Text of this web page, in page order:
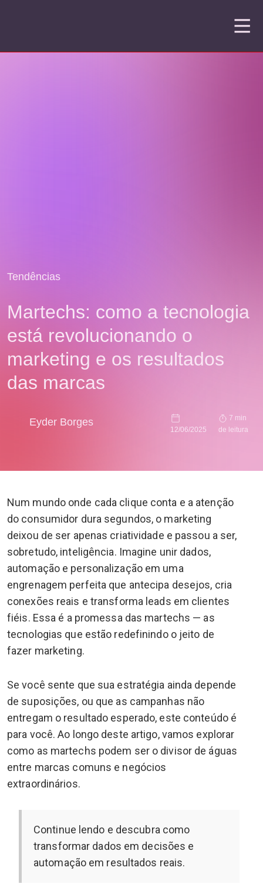
Tendências
Martechs: como a tecnologia
está revolucionando o
marketing e os resultados
das marcas
Eyder Borges
12/06/2025
7 min
de leitura
Num mundo onde cada clique conta e a atenção
do consumidor dura segundos, o marketing
deixou de ser apenas criatividade e passou a ser,
sobretudo, inteligência. Imagine unir dados,
automação e personalização em uma
engrenagem perfeita que antecipa desejos, cria
conexões reais e transforma leads em clientes
fiéis. Essa é a promessa das martechs — as
tecnologias que estão redefinindo o jeito de
fazer marketing.
Se você sente que sua estratégia ainda depende
de suposições, ou que as campanhas não
entregam o resultado esperado, este conteúdo é
para você. Ao longo deste artigo, vamos explorar
como as martechs podem ser o divisor de águas
entre marcas comuns e negócios
extraordinários.
Continue lendo e descubra como
transformar dados em decisões e
automação em resultados reais.